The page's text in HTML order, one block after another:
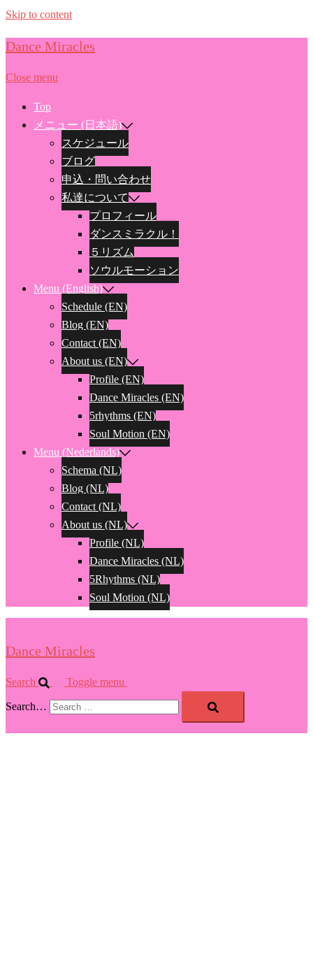
Skip to content
Dance Miracles
Close menu
Top
メニュー (日本語)
スケジュール
ブログ
申込・問い合わせ
私達について
プロフィール
ダンスミラクル！
５リズム
ソウルモーション
Menu (English)
Schedule (EN)
Blog (EN)
Contact (EN)
About us (EN)
Profile (EN)
Dance Miracles (EN)
5rhythms (EN)
Soul Motion (EN)
Menu (Nederlands)
Schema (NL)
Blog (NL)
Contact (NL)
About us (NL)
Profile (NL)
Dance Miracles (NL)
5Rhythms (NL)
Soul Motion (NL)
Dance Miracles
Search Toggle menu
Search…